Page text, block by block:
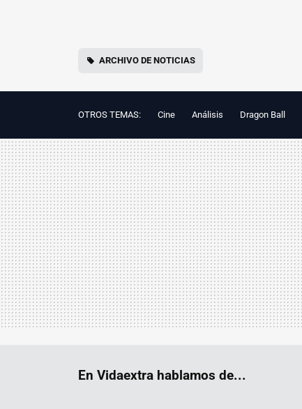
ARCHIVO DE NOTICIAS
OTROS TEMAS: Cine Análisis Dragon Ball
En Vidaextra hablamos de...